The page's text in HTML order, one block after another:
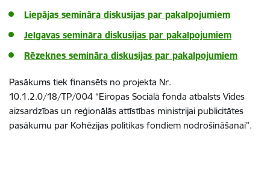
Liepājas semināra diskusijas par pakalpojumiem
Jelgavas semināra diskusijas par pakalpojumiem
Rēzeknes semināra diskusijas par pakalpojumiem
Pasākums tiek finansēts no projekta Nr.
10.1.2.0/18/TP/004 “Eiropas Sociālā fonda atbalsts Vides
aizsardzības un reģionālās attīstības ministrijai publicitātes
pasākumu par Kohēzijas politikas fondiem nodrošināšanai”.